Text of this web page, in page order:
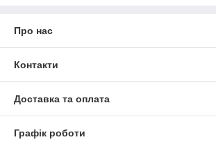
Про нас
Контакти
Доставка та оплата
Графік роботи